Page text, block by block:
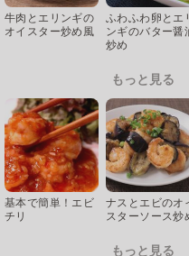
牛肉とエリンギの
オイスター炒め風
ふわふわ卵とエ
ンギのバター醤
炒め
もっと見る
基本で簡単！エビ
チリ
ナスとエビのオ
スターソース炒
もっと見る